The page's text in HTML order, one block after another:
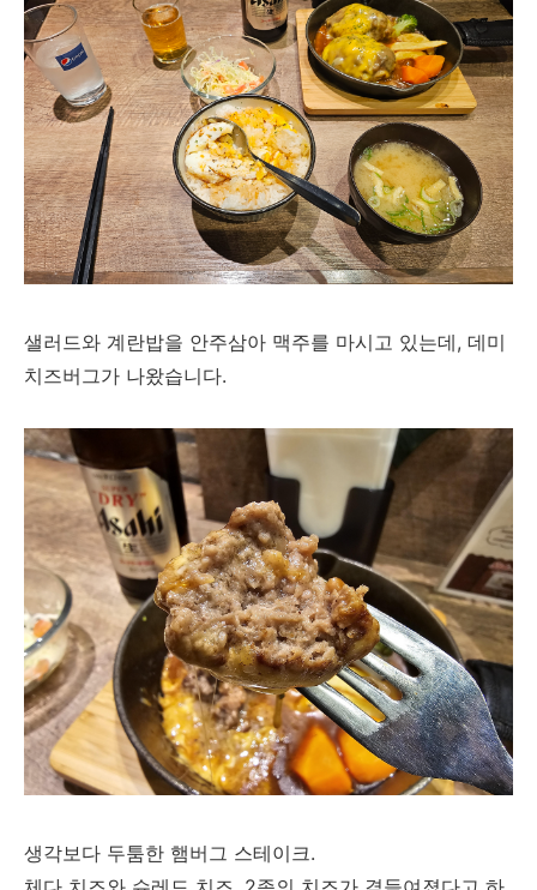
샐러드와 계란밥을 안주삼아 맥주를 마시고 있는데, 데미
치즈버그가 나왔습니다.
생각보다 두툼한 햄버그 스테이크.